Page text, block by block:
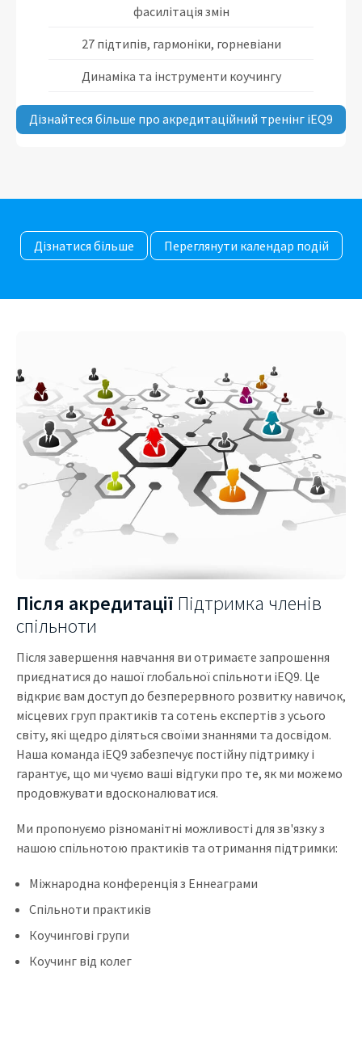
фасилітація змін
27 підтипів, гармоніки, горневіани
Динаміка та інструменти коучингу
Дізнайтеся більше про акредитаційний тренінг iEQ9
Дізнатися більше Переглянути календар подій
Після акредитації Підтримка членів
спільноти
Після завершення навчання ви отримаєте запрошення
приєднатися до нашої глобальної спільноти iEQ9. Це
відкриє вам доступ до безперервного розвитку навичок,
місцевих груп практиків та сотень експертів з усього
світу, які щедро діляться своїми знаннями та досвідом.
Наша команда iEQ9 забезпечує постійну підтримку і
гарантує, що ми чуємо ваші відгуки про те, як ми можемо
продовжувати вдосконалюватися.
Ми пропонуємо різноманітні можливості для зв'язку з
нашою спільнотою практиків та отримання підтримки:
Міжнародна конференція з Еннеаграми
Спільноти практиків
Коучингові групи
Коучинг від колег